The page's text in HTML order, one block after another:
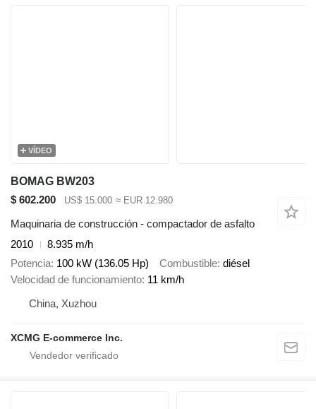
VÍDEO
BOMAG BW203
$ 602.200
US$ 15.000 ≈ EUR 12.980
Maquinaria de construcción - compactador de asfalto
2010
8.935 m/h
Potencia 100 kW (136.05 Hp) Combustible diésel
Velocidad de funcionamiento 11 km/h
China, Xuzhou
XCMG E-commerce Inc.